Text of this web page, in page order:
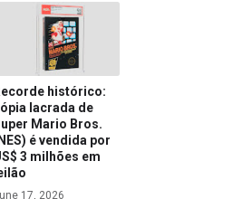
histórico:
lacrada de
Mario Bros.
é vendida por
3 milhões em
17, 2026